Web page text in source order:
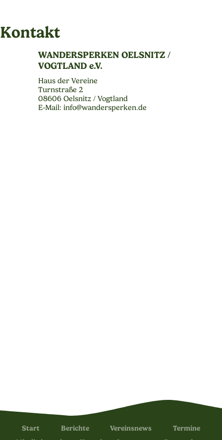
Kontakt
WANDERSPERKEN OELSNITZ /
VOGTLAND e.V.
Haus der Vereine
Turnstraße 2
08606 Oelsnitz / Vogtland
E-Mail: info@wandersperken.de
Start Berichte Vereinsnews
Termine